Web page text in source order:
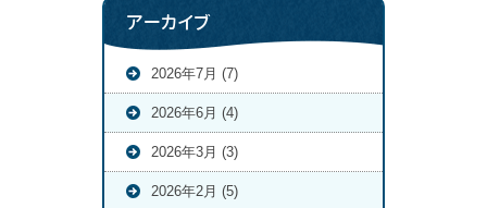
アーカイブ
2026年7月 (7)
2026年6月 (4)
2026年3月 (3)
2026年2月 (5)